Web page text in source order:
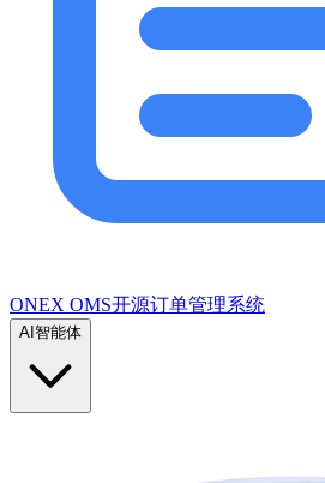
ONEX OMS开源订单管理系统
AI智能体